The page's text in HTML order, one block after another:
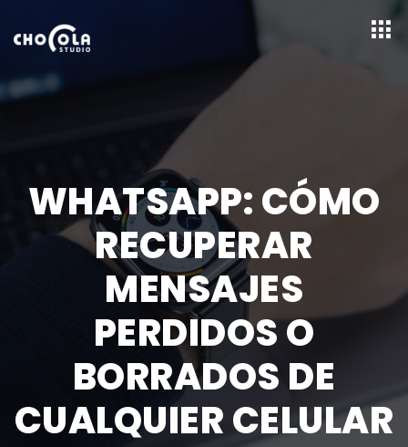
WHATSAPP: CÓMO
RECUPERAR
MENSAJES
PERDIDOS O
BORRADOS DE
CUALQUIER CELULAR